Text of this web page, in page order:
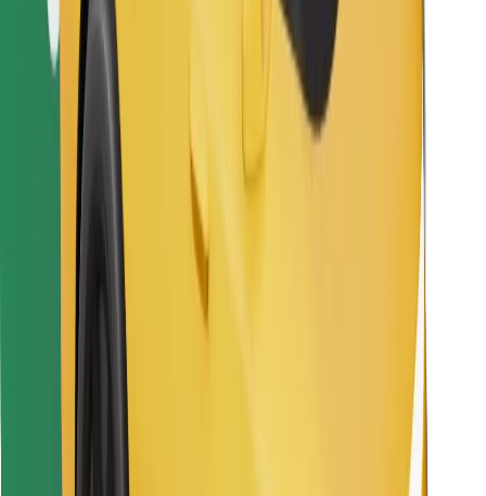
Finde dein Lieblingsgericht!
Bolt Food App herunterladen